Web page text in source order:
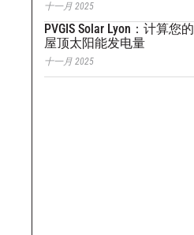
十一月 2025
PVGIS Solar Lyon：计算您的
屋顶太阳能发电量
十一月 2025